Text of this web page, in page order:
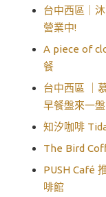
台中西區｜
營業中!
A piece of
餐
台中西區 ｜
早餐盤來一
知汐咖啡
The Bird
PUSH Café
啡館